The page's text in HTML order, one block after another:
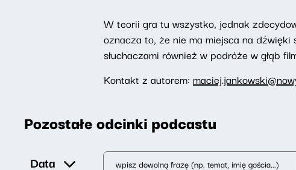
W teorii gra tu wszystko, jednak
oznacza to, że nie ma miejsca na
słuchaczami również w podróże w głąb
Kontakt z autorem:
Pozostałe odcinki podcastu
Data